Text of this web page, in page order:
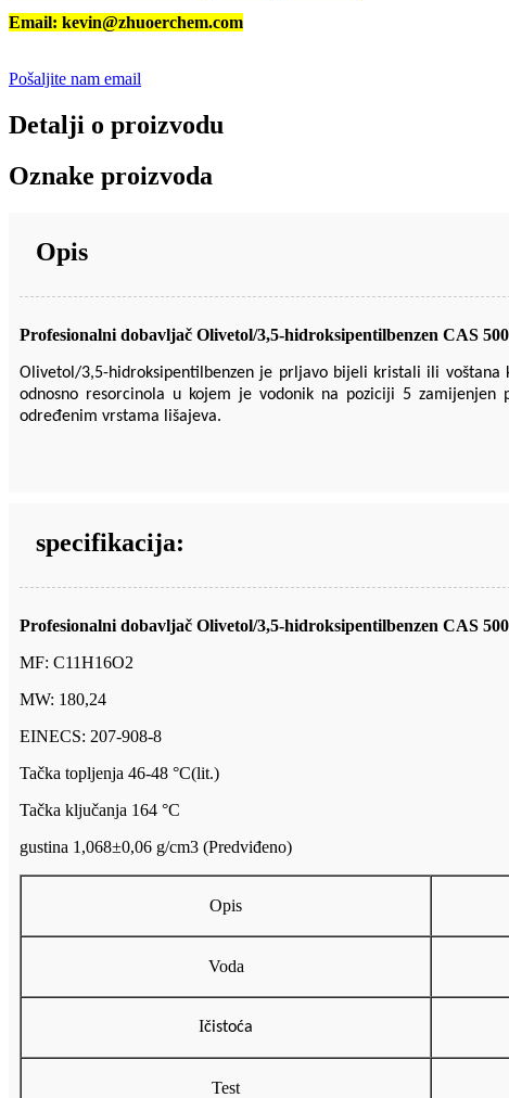
Email: kevin@zhuoerchem.com
Pošaljite nam email
Detalji o proizvodu
Oznake proizvoda
Opis
Profesionalni dobavljač Olivetol/3,5-hidroksipentilbenzen CAS
Olivetol/3,5-hidroksipentilbenzen je prljavo bijeli kristali ili
odnosno resorcinola u kojem je vodonik na poziciji 5
određenim vrstama lišajeva.
specifikacija:
Profesionalni dobavljač Olivetol/3,5-hidroksipentilbenzen CAS
MF: C11H16O2
MW: 180,24
EINECS: 207-908-8
Tačka topljenja 46-48 °C(lit.)
Tačka ključanja 164 °C
gustina 1,068±0,06 g/cm3 (Predviđeno)
Opis
Voda
Ičistoća
Test